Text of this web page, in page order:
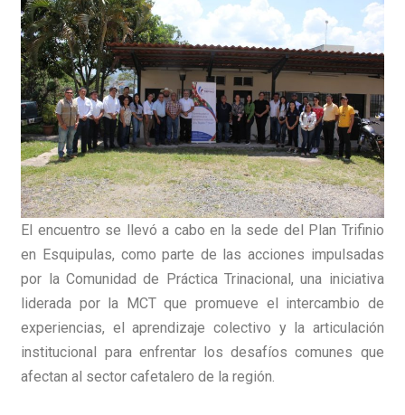
El encuentro se llevó a cabo en la sede del Plan Trifinio
en Esquipulas, como parte de las acciones impulsadas
por la Comunidad de Práctica Trinacional, una iniciativa
liderada por la MCT que promueve el intercambio de
experiencias, el aprendizaje colectivo y la articulación
institucional para enfrentar los desafíos comunes que
afectan al sector cafetalero de la región.